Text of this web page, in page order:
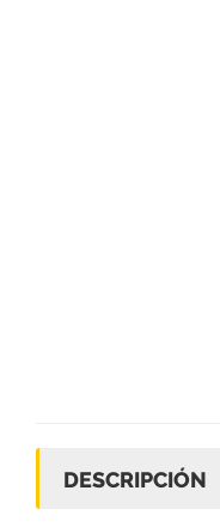
DESCRIPCIÓN